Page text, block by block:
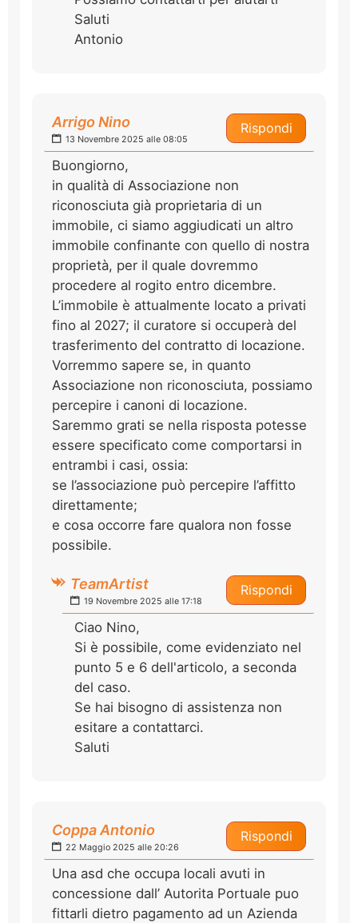
Saluti
Antonio
Rispondi
Arrigo Nino
13 Novembre 2025 alle 08:05
Buongiorno,
in qualità di Associazione non
riconosciuta già proprietaria di un
immobile, ci siamo aggiudicati un altro
immobile confinante con quello di nostra
proprietà, per il quale dovremmo
procedere al rogito entro dicembre.
L’immobile è attualmente locato a privati
fino al 2027; il curatore si occuperà del
trasferimento del contratto di locazione.
Vorremmo sapere se, in quanto
Associazione non riconosciuta, possiamo
percepire i canoni di locazione.
Saremmo grati se nella risposta potesse
essere specificato come comportarsi in
entrambi i casi, ossia:
se l’associazione può percepire l’affitto
direttamente;
e cosa occorre fare qualora non fosse
possibile.
Rispondi
TeamArtist
19 Novembre 2025 alle 17:18
Ciao Nino,
Si è possibile, come evidenziato nel
punto 5 e 6 dell'articolo, a seconda
del caso.
Se hai bisogno di assistenza non
esitare a contattarci.
Saluti
Rispondi
Coppa Antonio
22 Maggio 2025 alle 20:26
Una asd che occupa locali avuti in
concessione dall’ Autorita Portuale puo
fittarli dietro pagamento ad un Azienda